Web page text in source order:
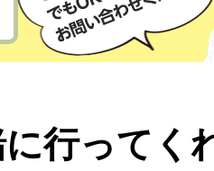
行ってく